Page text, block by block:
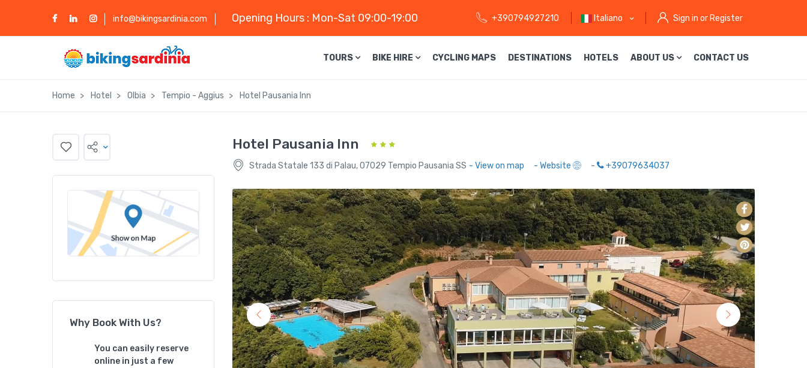
info@bikingsardinia.com Opening Hours : Mon-Sat 09:00-19:00 +390794927210 Italiano Sign in or Register
TOURS BIKE HIRE CYCLING MAPS DESTINATIONS HOTELS ABOUT US CONTACT US
Home Hotel Olbia Tempio - Aggius Hotel Pausania Inn
Why Book With Us?
You can easily reserve
online in just a few
Hotel Pausania Inn
Strada Statale 133 di Palau, 07029 Tempio Pausania SS - View on map - Website - +39079634037